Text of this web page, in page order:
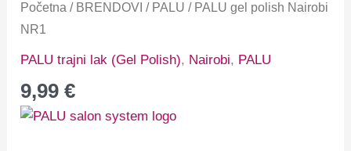
Početna / BRENDOVI / PALU / PALU gel polish Nairobi
NR1
PALU trajni lak (Gel Polish), Nairobi, PALU
9,99€